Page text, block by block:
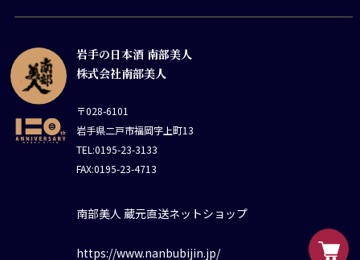
岩手の日本酒 南部美人
株式会社南部美人
〒028-6101
岩手県二戸市福岡字上町13
TEL:0195-23-3133
FAX:0195-23-4713
南部美人 蔵元直送ネットショップ
https://www.nanbubijin.jp/